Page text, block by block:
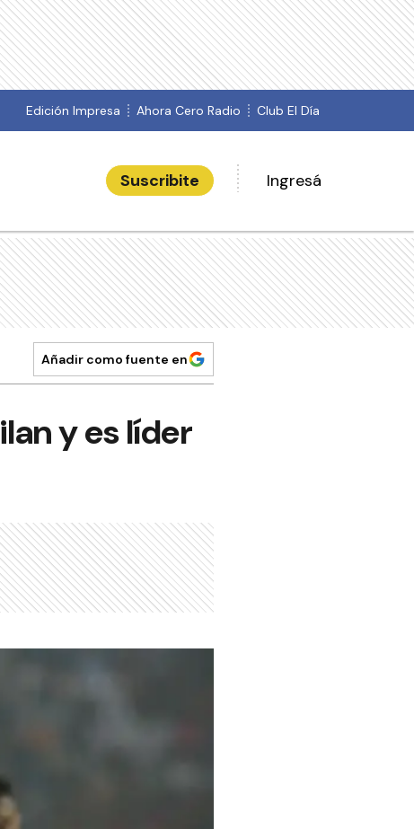
Edición Impresa Ahora Cero Radio Club El Día
Suscribite Ingresá
Añadir como fuente en
y es líder